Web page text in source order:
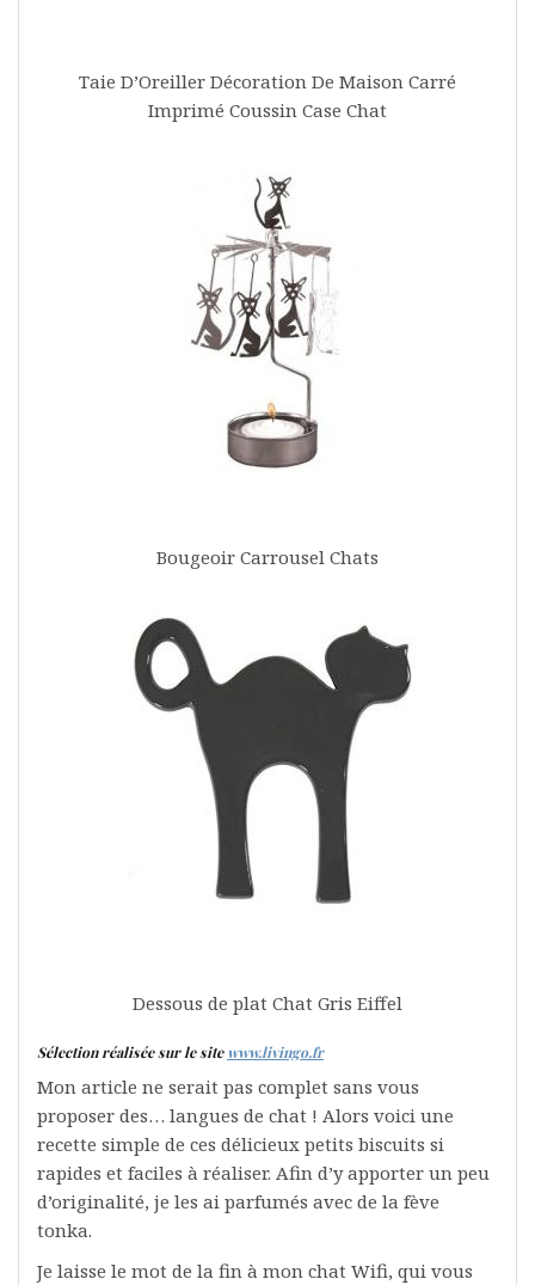
Taie D’Oreiller Décoration De Maison Carré
Imprimé Coussin Case Chat
Bougeoir Carrousel Chats
Dessous de plat Chat Gris Eiffel
Sélection réalisée sur le sitewww.livingo.fr
Mon article ne serait pas complet sans vous
proposer des… langues de chat ! Alors voici une
recette simple de ces délicieux petits biscuits si
rapides et faciles à réaliser. Afin d’y apporter un peu
d’originalité, je les ai parfumés avec de la fève
tonka.
Je laisse le mot de la fin à mon chat Wifi, qui vous